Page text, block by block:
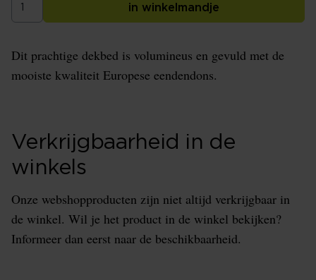
in winkelmandje
Dit prachtige dekbed is volumineus en gevuld met de
mooiste kwaliteit Europese eendendons.
Verkrijgbaarheid in de
winkels
Onze webshopproducten zijn niet altijd verkrijgbaar in
de winkel. Wil je het product in de winkel bekijken?
Informeer dan eerst naar de beschikbaarheid.